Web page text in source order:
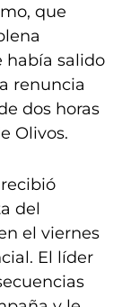
que
había salido
renuncia
dos horas
Olivos.
del
el viernes
El líder